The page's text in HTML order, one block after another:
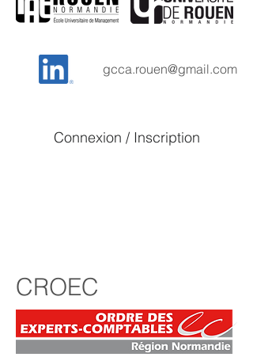
gcca.rouen@gmail.com
Connexion / Inscription
CROEC